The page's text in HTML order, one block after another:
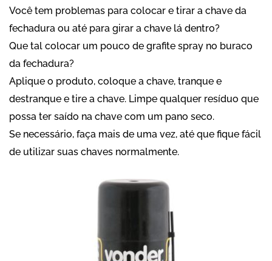
Você tem problemas para colocar e tirar a chave da
fechadura ou até para girar a chave lá dentro?
Que tal colocar um pouco de grafite spray no buraco
da fechadura?
Aplique o produto, coloque a chave, tranque e
destranque e tire a chave. Limpe qualquer resíduo que
possa ter saído na chave com um pano seco.
Se necessário, faça mais de uma vez, até que fique fácil
de utilizar suas chaves normalmente.